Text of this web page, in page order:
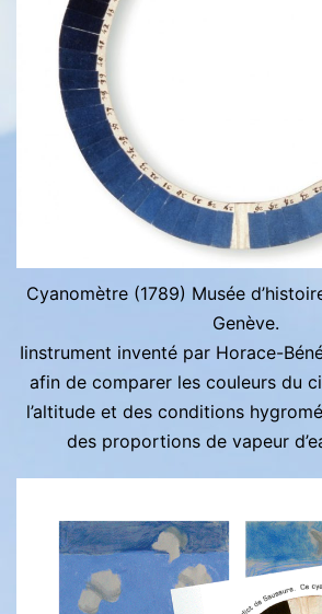
Cyanomètre (1789) Musée
Genève.
Iinstrument inventé par Horace-
afin de comparer les couleurs du
l’altitude et des conditions
des proportions de vapeur